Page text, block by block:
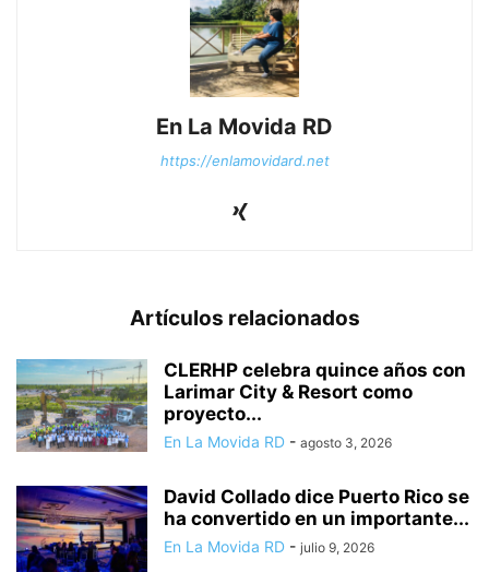
En La Movida RD
https://enlamovidard.net
Artículos relacionados
CLERHP celebra quince años con
Larimar City & Resort como
proyecto...
En La Movida RD - agosto 3, 2026
David Collado dice Puerto Rico se
ha convertido en un importante...
En La Movida RD - julio 9, 2026